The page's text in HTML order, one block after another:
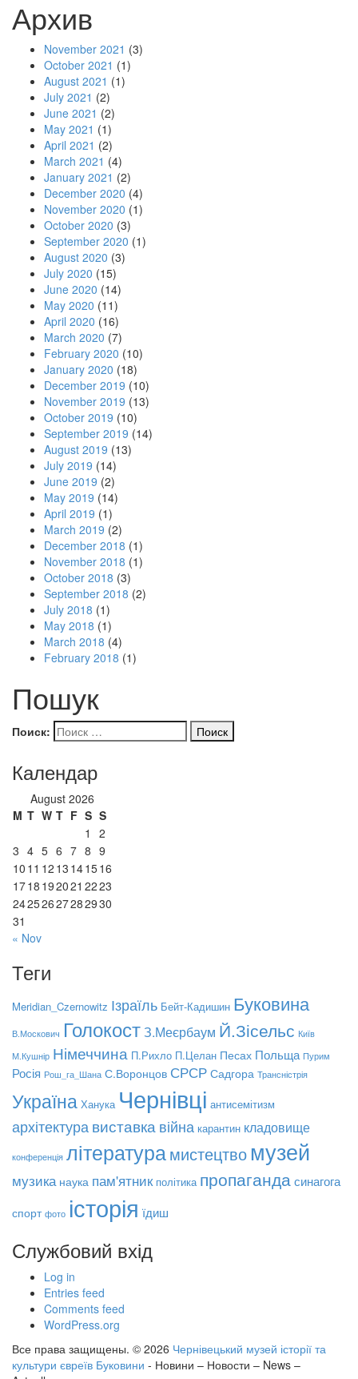
Архив
November 2021 (3)
October 2021 (1)
August 2021 (1)
July 2021 (2)
June 2021 (2)
May 2021 (1)
April 2021 (2)
March 2021 (4)
January 2021 (2)
December 2020 (4)
November 2020 (1)
October 2020 (3)
September 2020 (1)
August 2020 (3)
July 2020 (15)
June 2020 (14)
May 2020 (11)
April 2020 (16)
March 2020 (7)
February 2020 (10)
January 2020 (18)
December 2019 (10)
November 2019 (13)
October 2019 (10)
September 2019 (14)
August 2019 (13)
July 2019 (14)
June 2019 (2)
May 2019 (14)
April 2019 (1)
March 2019 (2)
December 2018 (1)
November 2018 (1)
October 2018 (3)
September 2018 (2)
July 2018 (1)
May 2018 (1)
March 2018 (4)
February 2018 (1)
Пошук
Поиск:
Календар
August 2026
M T W T F S S
1
2
3 4 5 6 7 8 9
10 11 12 13 141516
1718 192021 2223
24252627282930
31
« Nov
Теги
Meridian_Czernowitz Ізраїль Бейт-Кадишин Буковина
В.Москович ГолокостЗ.Меєрбаум Й.Зісельс Київ
М.Кушнір Німеччина П.Рихло П.Целан Песах Польща Пурим
Росія Рош_га_Шана С.Воронцов СРСР Садгора Трансністрія
Україна Ханука Чернівці антисемітизм
архітектуравиставка війна карантин кладовище
конференція літературамистецтвомузей
музика наука пам'ятник політика пропагандасинагога
спорт фото історія їдиш
Службовий вхід
Log in
Entries feed
Comments feed
WordPress.org
Все права защищены. © 2026 Чернівецький музей історії та
культури євреїв Буковини - Новини – Новости – News –